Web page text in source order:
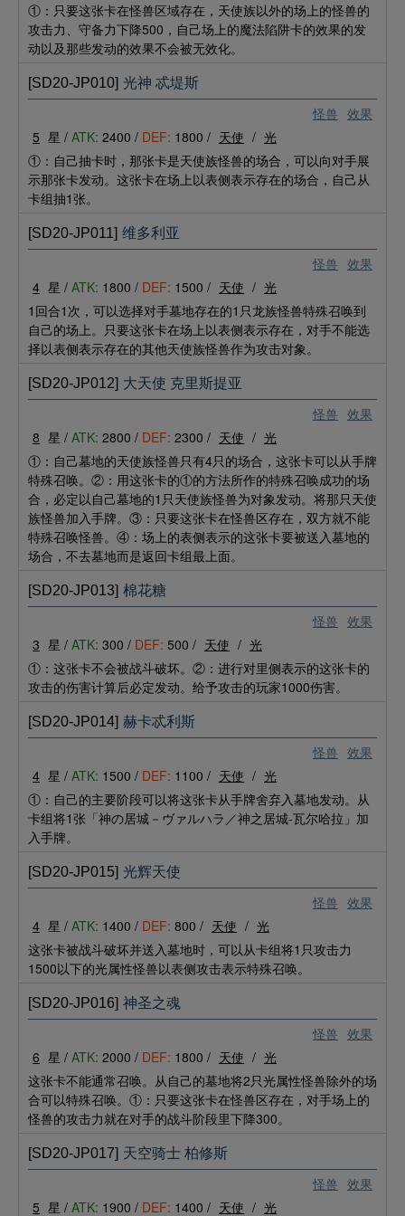
①：只要这张卡在怪兽区域存在，天使族以外的场上的怪兽的
攻击力、守备力下降500，自己场上的魔法陷阱卡的效果的发
动以及那些发动的效果不会被无效化。
怪兽 效果
[SD20-JP010] 光神 忒堤斯
5 星 / ATK: 2400 / DEF: 1800 / 天使 / 光
①：自己抽卡时，那张卡是天使族怪兽的场合，可以向对手展
示那张卡发动。这张卡在场上以表侧表示存在的场合，自己从
卡组抽1张。
怪兽 效果
[SD20-JP011] 维多利亚
4 星 / ATK: 1800 / DEF: 1500 / 天使 / 光
1回合1次，可以选择对手墓地存在的1只龙族怪兽特殊召唤到
自己的场上。只要这张卡在场上以表侧表示存在，对手不能选
择以表侧表示存在的其他天使族怪兽作为攻击对象。
怪兽 效果
[SD20-JP012] 大天使 克里斯提亚
8 星 / ATK: 2800 / DEF: 2300 / 天使 / 光
①：自己墓地的天使族怪兽只有4只的场合，这张卡可以从手牌
特殊召唤。②：用这张卡的①的方法所作的特殊召唤成功的场
合，必定以自己墓地的1只天使族怪兽为对象发动。将那只天使
族怪兽加入手牌。③：只要这张卡在怪兽区存在，双方就不能
特殊召唤怪兽。④：场上的表侧表示的这张卡要被送入墓地的
场合，不去墓地而是返回卡组最上面。
怪兽 效果
[SD20-JP013] 棉花糖
3 星 / ATK: 300 / DEF: 500 / 天使 / 光
①：这张卡不会被战斗破坏。②：进行对里侧表示的这张卡的
攻击的伤害计算后必定发动。给予攻击的玩家1000伤害。
怪兽 效果
[SD20-JP014] 赫卡忒利斯
4 星 / ATK: 1500 / DEF: 1100 / 天使 / 光
①：自己的主要阶段可以将这张卡从手牌舍弃入墓地发动。从
卡组将1张「神の居城－ヴァルハラ／神之居城-瓦尔哈拉」加
入手牌。
怪兽 效果
[SD20-JP015] 光辉天使
4 星 / ATK: 1400 / DEF: 800 / 天使 / 光
这张卡被战斗破坏并送入墓地时，可以从卡组将1只攻击力
1500以下的光属性怪兽以表侧攻击表示特殊召唤。
怪兽 效果
[SD20-JP016] 神圣之魂
6 星 / ATK: 2000 / DEF: 1800 / 天使 / 光
这张卡不能通常召唤。从自己的墓地将2只光属性怪兽除外的场
合可以特殊召唤。①：只要这张卡在怪兽区存在，对手场上的
怪兽的攻击力就在对手的战斗阶段里下降300。
怪兽 效果
[SD20-JP017] 天空骑士 柏修斯
5 星 / ATK: 1900 / DEF: 1400 / 天使 / 光